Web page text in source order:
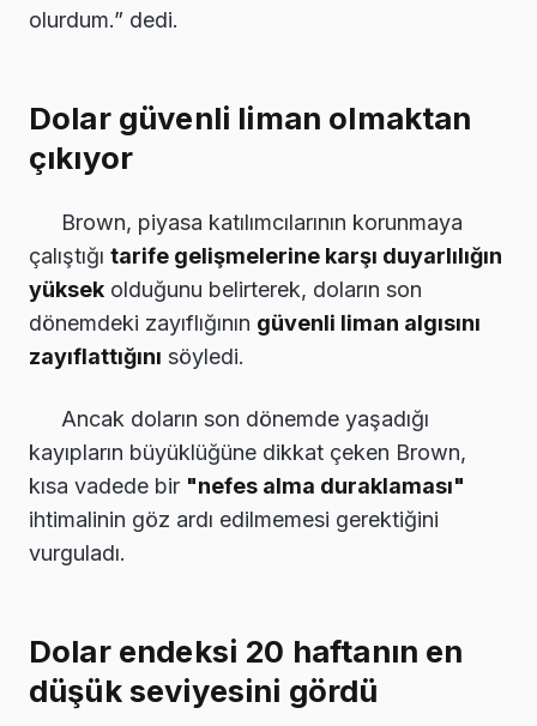
olurdum.” dedi.
Dolar güvenli liman olmaktan
çıkıyor
Brown, piyasa katılımcılarının korunmaya
çalıştığı tarife gelişmelerine karşı duyarlılığın
yüksek olduğunu belirterek, doların son
dönemdeki zayıflığının güvenli liman algısını
zayıflattığını söyledi.
Ancak doların son dönemde yaşadığı
kayıpların büyüklüğüne dikkat çeken Brown,
kısa vadede bir "nefes alma duraklaması"
ihtimalinin göz ardı edilmemesi gerektiğini
vurguladı.
Dolar endeksi 20 haftanın en
düşük seviyesini gördü